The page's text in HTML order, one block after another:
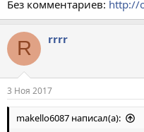
Без комментариев: http://
R rrrr
3 Ноя 2017
makello6087 написал(а):